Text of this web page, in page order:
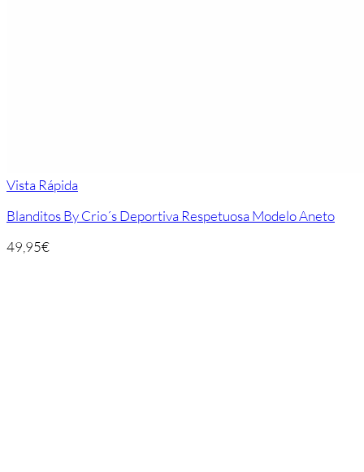
Vista Rápida
Blanditos By Crio´s Deportiva Respetuosa Modelo Aneto
49,95€